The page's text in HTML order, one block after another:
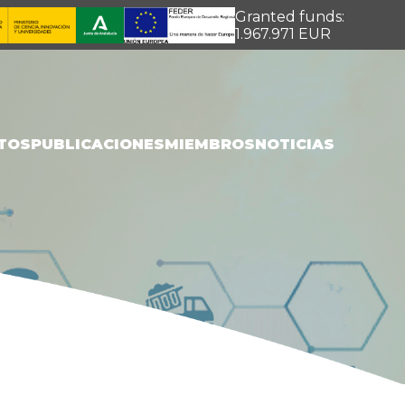
Granted funds:
1.967.971 EUR
PUBLICACIONESMIEMBROSNOTICIAS